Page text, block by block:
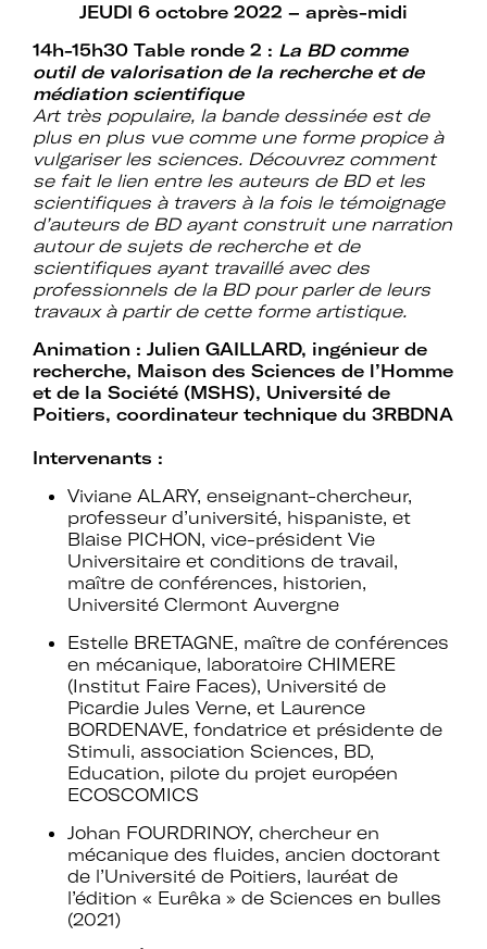
JEUDI 6 octobre 2022 – après-midi
14h-15h30 Table ronde 2 : La BD comme
outil de valorisation de la recherche et de
médiation scientifique
Art très populaire, la bande dessinée est de
plus en plus vue comme une forme propice à
vulgariser les sciences. Découvrez comment
se fait le lien entre les auteurs de BD et les
scientifiques à travers à la fois le témoignage
d’auteurs de BD ayant construit une narration
autour de sujets de recherche et de
scientifiques ayant travaillé avec des
professionnels de la BD pour parler de leurs
travaux à partir de cette forme artistique.
Animation : Julien GAILLARD, ingénieur de
recherche, Maison des Sciences de l’Homme
et de la Société (MSHS), Université de
Poitiers, coordinateur technique du 3RBDNA
Intervenants :
Viviane ALARY, enseignant-chercheur,
professeur d’université, hispaniste, et
Blaise PICHON, vice-président Vie
Universitaire et conditions de travail,
maître de conférences, historien,
Université Clermont Auvergne
Estelle BRETAGNE, maître de conférences
en mécanique, laboratoire CHIMERE
(Institut Faire Faces), Université de
Picardie Jules Verne, et Laurence
BORDENAVE, fondatrice et présidente de
Stimuli, association Sciences, BD,
Education, pilote du projet européen
ECOSCOMICS
Johan FOURDRINOY, chercheur en
mécanique des fluides, ancien doctorant
de l’Université de Poitiers, lauréat de
l’édition « Eurêka » de Sciences en bulles
(2021)